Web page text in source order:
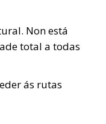
Non está
total a todas
ás rutas